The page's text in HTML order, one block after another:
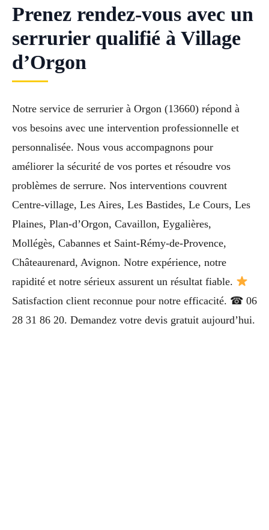
Prenez rendez-vous avec un
serrurier qualifié à Village
d’Orgon
Notre service de serrurier à Orgon (13660) répond à
vos besoins avec une intervention professionnelle et
personnalisée. Nous vous accompagnons pour
améliorer la sécurité de vos portes et résoudre vos
problèmes de serrure. Nos interventions couvrent
Centre-village, Les Aires, Les Bastides, Le Cours, Les
Plaines, Plan-d’Orgon, Cavaillon, Eygalières,
Mollégès, Cabannes et Saint-Rémy-de-Provence,
Châteaurenard, Avignon. Notre expérience, notre
rapidité et notre sérieux assurent un résultat fiable.
Satisfaction client reconnue pour notre efficacité. ☎ 06
28 31 86 20. Demandez votre devis gratuit aujourd’hui.